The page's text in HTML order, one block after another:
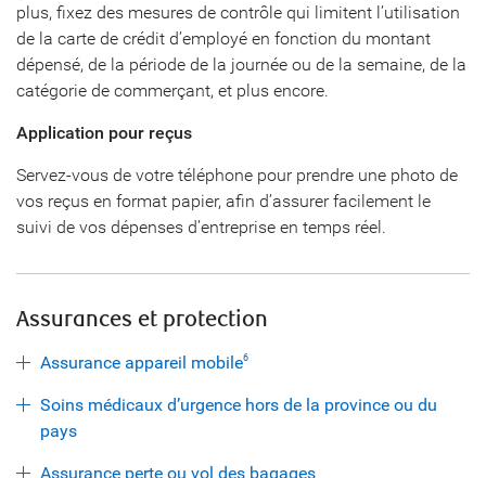
plus, fixez des mesures de contrôle qui limitent l’utilisation
de la carte de crédit d’employé en fonction du montant
dépensé, de la période de la journée ou de la semaine, de la
catégorie de commerçant, et plus encore.
Application pour reçus
Servez-vous de votre téléphone pour prendre une photo de
vos reçus en format papier, afin d’assurer facilement le
suivi de vos dépenses d’entreprise en temps réel.
Assurances et protection
Assurance appareil mobile6
Soins médicaux d’urgence hors de la province ou du
pays
Assurance perte ou vol des bagages